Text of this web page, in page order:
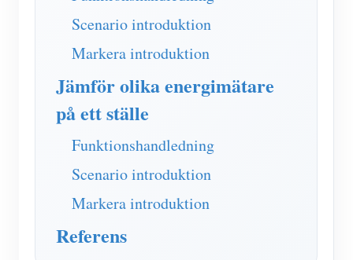
Ansökningar
Solar PV System Energiövervakning
Elförbrukningsmonitor
PV-värmare styrsystem
Hemautomation
Lagra
Resurser
Snabbstart för produkten
Dokumentera
gemenskap
Framkallare
Scenario introduktion
Markera introduktion
Jämför olika energimätare
på ett ställe
Funktionshandledning
Scenario introduktion
Markera introduktion
Referens